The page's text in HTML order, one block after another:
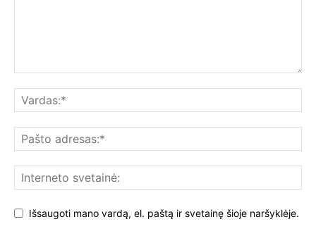
Išsaugoti mano vardą, el. paštą ir svetainę šioje naršyklėje.